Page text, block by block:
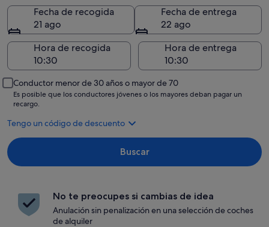
Fecha de recogida
21 ago
Fecha de entrega
22 ago
Hora de recogida
Hora de entrega
Conductor menor de 30 años o mayor de 70
Es posible que los conductores jóvenes o los mayores deban pagar un
recargo.
Tengo un código de descuento
Buscar
No te preocupes si cambias de idea
Anulación sin penalización en una selección de coches
de alquiler